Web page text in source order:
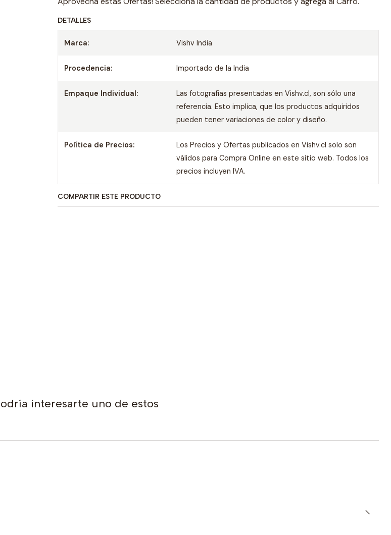
DETALLES
Marca: Vishv India
Procedencia: Importado de la India
Empaque Individual:
Las fotografías presentadas en Vishv.cl, son sólo una
referencia. Esto implica, que los productos adquiridos
pueden tener variaciones de color y diseño.
Política de Precios:
Los Precios y Ofertas publicados en Vishv.cl solo son
válidos para Compra Online en este sitio web. Todos los
precios incluyen IVA.
COMPARTIR ESTE PRODUCTO
interesarte uno de estos